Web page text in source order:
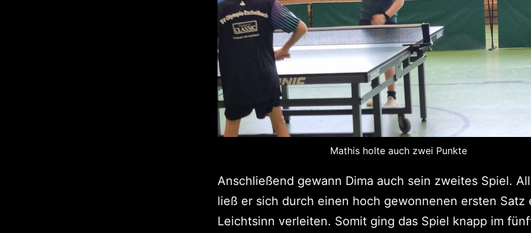
Mathis holte auch zwei Punkte
Anschließend gewann Dima auch sein zweites Spiel.
ließ er sich durch einen hoch gewonnenen ersten Satz
Leichtsinn verleiten. Somit ging das Spiel knapp im